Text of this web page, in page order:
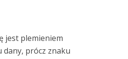
jest plemieniem
dany, prócz znaku